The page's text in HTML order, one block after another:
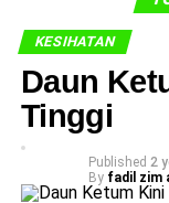
KESIHATAN
Daun
Tinggi
Published 2
By fadil zim